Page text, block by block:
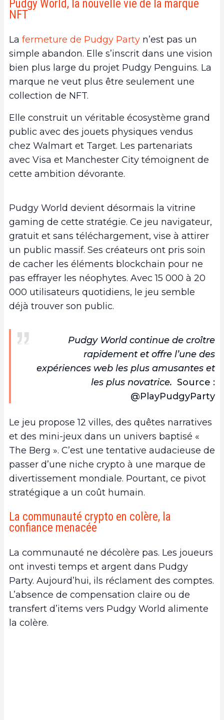
Pudgy World, la nouvelle vie de la marque
NFT
La fermeture de Pudgy Party n’est pas un
simple abandon. Elle s’inscrit dans une vision
bien plus large du projet Pudgy Penguins. La
marque ne veut plus être seulement une
collection de NFT.
Elle construit un véritable écosystème grand
public avec des jouets physiques vendus
chez Walmart et Target. Les partenariats
avec Visa et Manchester City témoignent de
cette ambition dévorante.
Pudgy World devient désormais la vitrine
gaming de cette stratégie. Ce jeu navigateur,
gratuit et sans téléchargement, vise à attirer
un public massif. Ses créateurs ont pris soin
de cacher les éléments blockchain pour ne
pas effrayer les néophytes. Avec 15 000 à 20
000 utilisateurs quotidiens, le jeu semble
déjà trouver son public.
Pudgy World continue de croître
rapidement et offre l’une des
expériences web les plus amusantes et
les plus novatrice. Source :
@PlayPudgyParty
Le jeu propose 12 villes, des quêtes narratives
et des mini-jeux dans un univers baptisé «
The Berg ». C’est une tentative audacieuse de
passer d’une niche crypto à une marque de
divertissement mondiale. Pourtant, ce pivot
stratégique a un coût humain.
La communauté crypto en colère, la
confiance menacée
La communauté ne décolère pas. Les joueurs
ont investi temps et argent dans Pudgy
Party. Aujourd’hui, ils réclament des comptes.
L’absence de compensation claire ou de
transfert d’items vers Pudgy World alimente
la colère.